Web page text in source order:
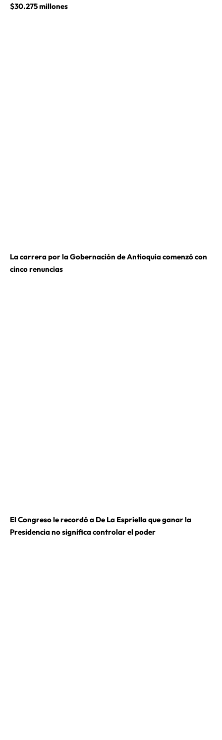
$30.275 millones
La carrera por la Gobernación de Antioquia comenzó con
cinco renuncias
El Congreso le recordó a De La Espriella que ganar la
Presidencia no significa controlar el poder